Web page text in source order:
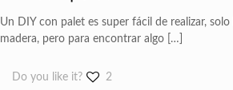
Un DIY con palet es super fácil de realizar,
madera, pero para encontrar algo[…]
Do you like it? 2